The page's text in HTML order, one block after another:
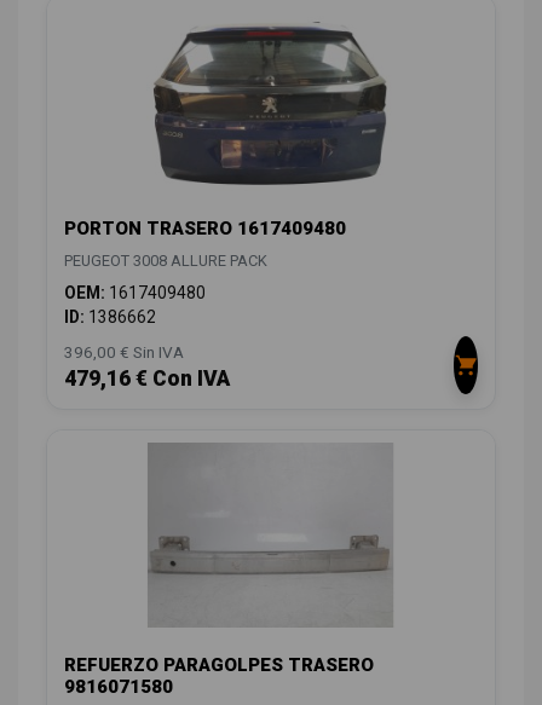
PORTON TRASERO 1617409480
PEUGEOT 3008 ALLURE PACK
OEM: 1617409480
ID: 1386662
396,00 € Sin IVA
479,16 € Con IVA
REFUERZO PARAGOLPES TRASERO
9816071580